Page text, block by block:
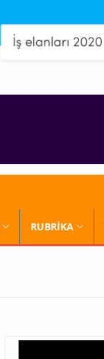
RUBRİKA